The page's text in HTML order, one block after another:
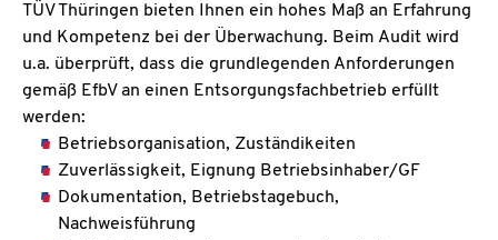
TÜV Thüringen bieten Ihnen ein hohes Maß an Erfahrung
und Kompetenz bei der Überwachung. Beim Audit wird
u.a. überprüft, dass die grundlegenden Anforderungen
gemäß EfbV an einen Entsorgungsfachbetrieb erfüllt
werden:
Betriebsorganisation, Zuständikeiten
Zuverlässigkeit, Eignung Betriebsinhaber/GF
Dokumentation, Betriebstagebuch,
Nachweisführung